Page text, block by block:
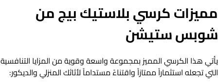
مميزات كرسي بلاستيك بيج من
شوبس ستيشن
يأتي هذا الكرسي المميز بمجموعة واسعة وقوية من المزايا التنافسية
التي تجعله استثماراً ممتازاً واقتناءً مستداماً لأثاثك المنزلي والديكور: